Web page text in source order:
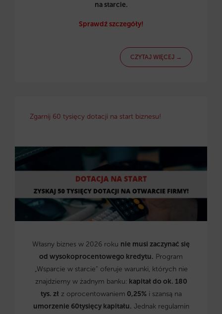
na starcie.
Sprawdź szczegóły!
CZYTAJ WIĘCEJ →
Zgarnij 60 tysięcy dotacji na start biznesu!
Własny biznes w 2026 roku nie musi zaczynać się
od wysokoprocentowego kredytu. Program
„Wsparcie w starcie” oferuje warunki, których nie
znajdziemy w żadnym banku: kapitał do ok. 180
tys. zł z oprocentowaniem 0,25%i szansą na
umorzenie 60tysięcy kapitału. Jednak regulamin